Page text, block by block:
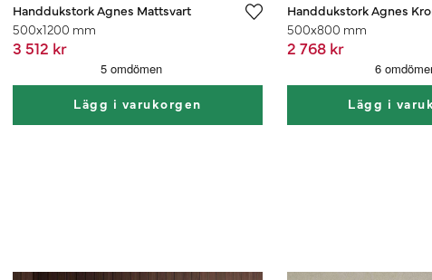
Handdukstork Agnes Mattsvart
500x1200 mm
3 512 kr
Lägg i varukorgen
Handdukstork Agnes
500x800 mm
2 768 kr
Lägg i